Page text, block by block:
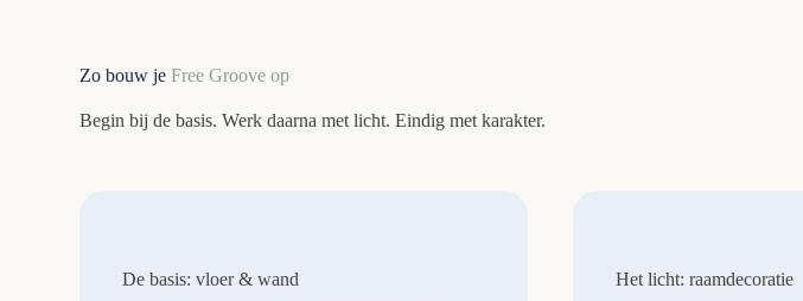
Zo bouw jeFree Groove op
Begin bij de basis. Werk daarna met licht. Eindig met karakter.
De basis: vloer & wand
Het licht: raamdecoratie